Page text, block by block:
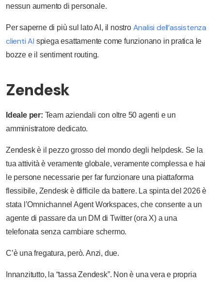
nessun aumento di personale.
Per saperne di più sul lato AI, il nostro Analisi dell’assistenza
clienti AI spiega esattamente come funzionano in pratica le
bozze e il sentiment routing.
Zendesk
Ideale per: Team aziendali con oltre 50 agenti e un
amministratore dedicato.
Zendesk è il pezzo grosso del mondo degli helpdesk. Se la
tua attività è veramente globale, veramente complessa e hai
le persone necessarie per far funzionare una piattaforma
flessibile, Zendesk è difficile da battere. La spinta del 2026 è
stata l’Omnichannel Agent Workspaces, che consente a un
agente di passare da un DM di Twitter (ora X) a una
telefonata senza cambiare schermo.
C’è una fregatura, però. Anzi, due.
Innanzitutto, la “tassa Zendesk”. Non è una vera e propria